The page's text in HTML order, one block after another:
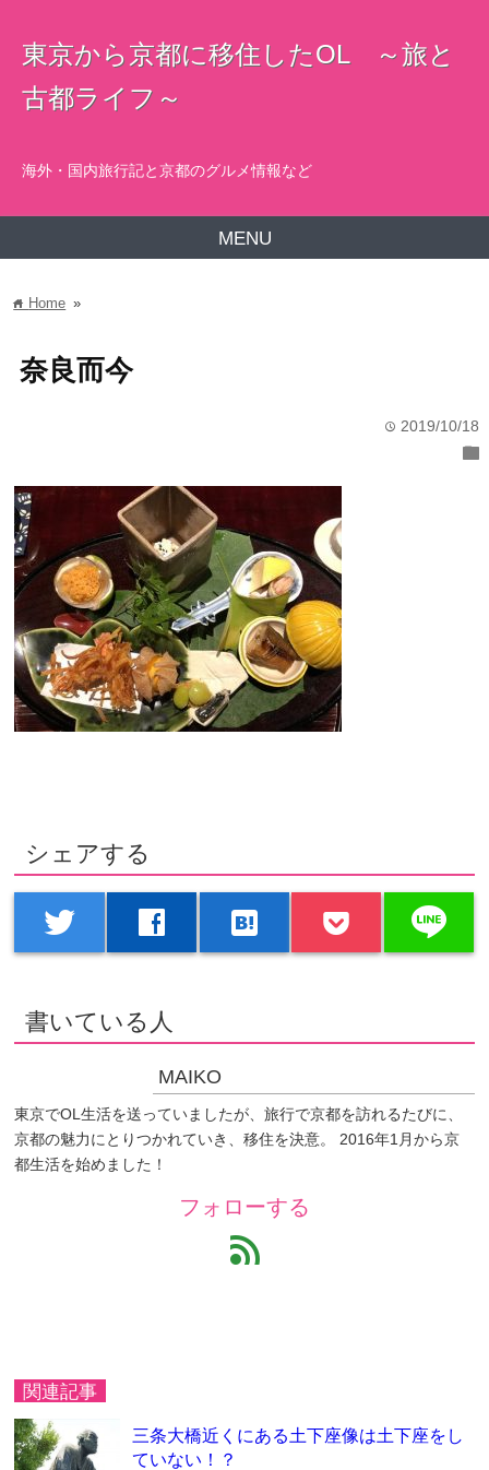
東京から京都に移住したOL ～旅と
古都ライフ～
海外・国内旅行記と京都のグルメ情報など
MENU
home Home »
奈良而今
time 2019/10/18
folder
シェアする
twitter facebook hatenabookmark line
書いている人
MAIKO
東京でOL生活を送っていましたが、旅行で京都を訪れるたびに、
京都の魅力にとりつかれていき、移住を決意。 2016年1月から京
都生活を始めました！
フォローする
feed
関連記事
三条大橋近くにある土下座像は土下座をし
ていない！？